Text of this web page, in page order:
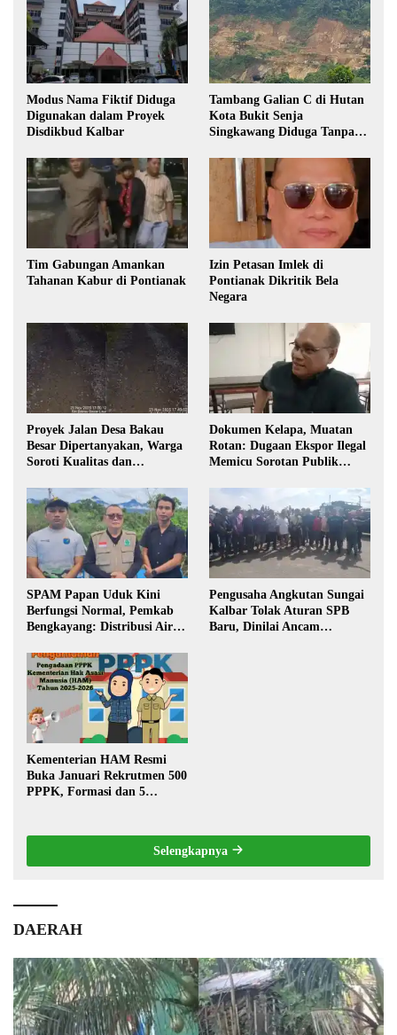
Modus Nama Fiktif Diduga
Digunakan dalam Proyek
Disdikbud Kalbar
Tambang Galian C di Hutan
Kota Bukit Senja
Singkawang Diduga Tanpa
Tim Gabungan Amankan
Tahanan Kabur di Pontianak
Izin Petasan Imlek di
Pontianak Dikritik Bela
Negara
Proyek Jalan Desa Bakau
Besar Dipertanyakan, Warga
Soroti Kualitas dan
Pembangunan
Dokumen Kelapa, Muatan
Rotan: Dugaan Ekspor Ilegal
Memicu Sorotan Publik
SPAM Papan Uduk Kini
Berfungsi Normal, Pemkab
Bengkayang: Distribusi Air
Warga
Pengusaha Angkutan Sungai
Kalbar Tolak Aturan SPB
Baru, Dinilai Ancam
Kementerian HAM Resmi
Buka Januari Rekrutmen 500
PPPK, Formasi dan 5
Selengkapnya
DAERAH